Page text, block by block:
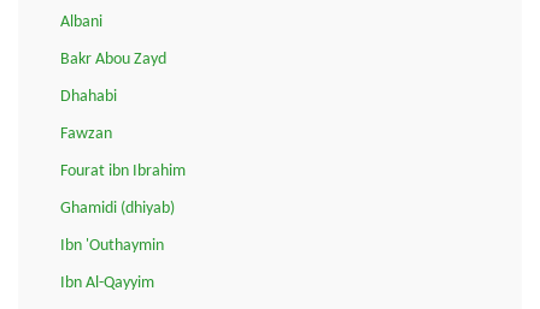
Albani
Bakr Abou Zayd
Dhahabi
Fawzan
Fourat ibn Ibrahim
Ghamidi (dhiyab)
Ibn 'Outhaymin
Ibn Al-Qayyim